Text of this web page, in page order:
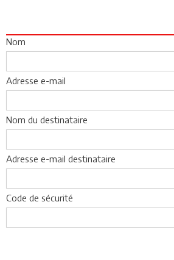
Nom
Adresse e-mail
Nom du destinataire
Adresse e-mail destinataire
Code de sécurité